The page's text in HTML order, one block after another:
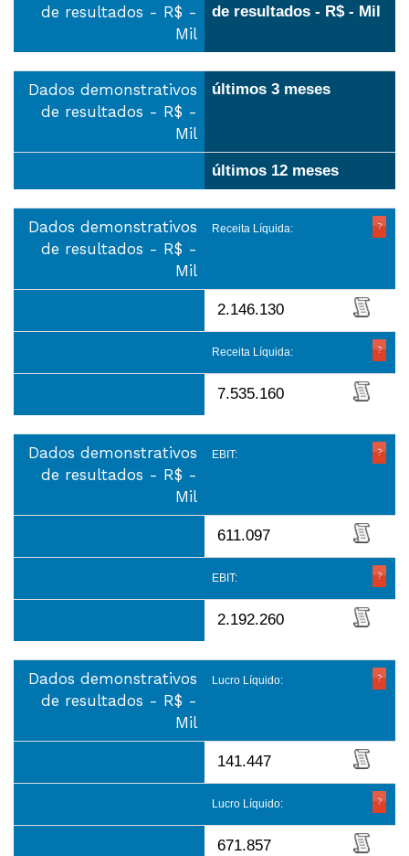
de resultados - R$ -
Mil
de resultados - R$ - Mil
Dados demonstrativos
de resultados - R$ -
Mil
últimos 3 meses
últimos 12 meses
Dados demonstrativos
de resultados - R$ -
Mil
Receita Líquida:
2.146.130
Receita Líquida:
7.535.160
Dados demonstrativos
de resultados - R$ -
Mil
EBIT:
611.097
EBIT:
2.192.260
Dados demonstrativos
de resultados - R$ -
Mil
Lucro Líquido:
141.447
Lucro Líquido:
671.857